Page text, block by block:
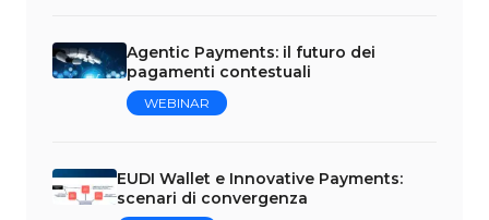
Agentic Payments: il futuro dei
pagamenti contestuali
WEBINAR
EUDI Wallet e Innovative Payments:
scenari di convergenza